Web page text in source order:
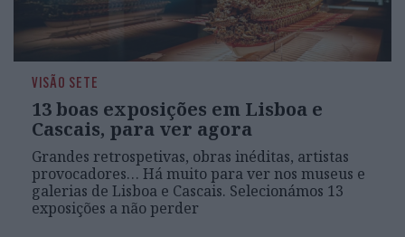
VISÃO SETE
13 boas exposições em Lisboa e
Cascais, para ver agora
Grandes retrospetivas, obras inéditas, artistas
provocadores… Há muito para ver nos museus e
galerias de Lisboa e Cascais. Selecionámos 13
exposições a não perder